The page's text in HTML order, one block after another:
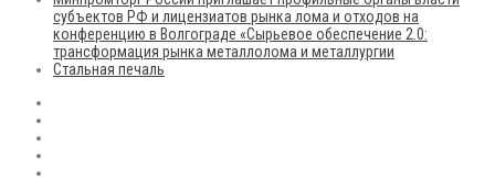
субъектов РФ и лицензиатов рынка лома и отходов на
конференцию в Волгограде «Сырьевое обеспечение 2.0:
трансформация рынка металлолома и металлургии
Стальная печаль